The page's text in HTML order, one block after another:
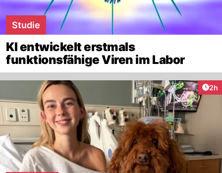
Studie
KI entwickelt erstmals
funktionsfähige Viren im Labor
2h